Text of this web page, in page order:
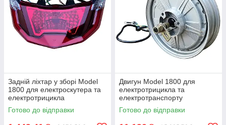
Задній ліхтар у зборі Model
1800 для електроскутера та
електротрицикла
Готово до відправки
Двигун Model 1800 для
електротрицикла та
електротранспорту
Готово до відправки